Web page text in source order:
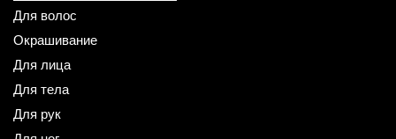
Для волос
Окрашивание
Для лица
Для тела
Для рук